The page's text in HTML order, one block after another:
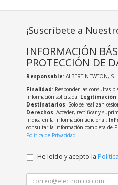
¡Suscríbete a
INFORMACIÓN
PROTECCIÓN DE
Responsable: ALBERT NEWTON,
Finalidad: Responder las consultas
información solicitada; Legitimación
Destinatarios: Solo se realizan
Derechos: Acceder, rectificar y
indica en la información adicional;
consultar la información completa de
Política de Privacidad.
He leído y acepto la